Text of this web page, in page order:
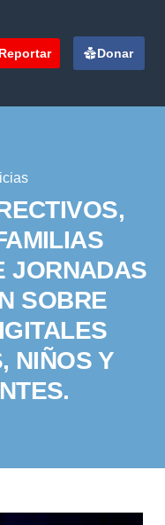
Reportar Donar
JORNADAS
SOBRE
NIÑOS Y